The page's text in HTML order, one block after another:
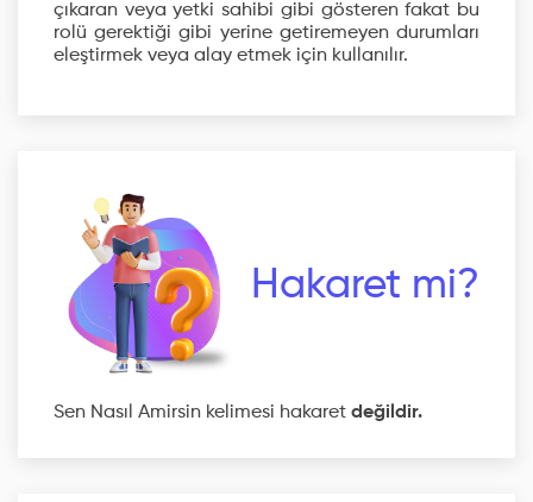
çıkaran veya yetki sahibi gibi gösteren fakat bu
rolü gerektiği gibi yerine getiremeyen durumları
eleştirmek veya alay etmek için kullanılır.
Hakaret mi?
Sen Nasıl Amirsin kelimesi hakaret değildir.